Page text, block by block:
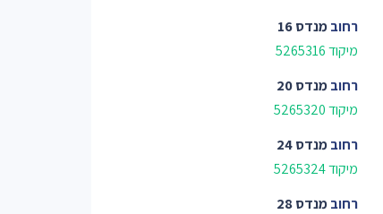
רחובמנדס 16
מיקוד 5265316
רחובמנדס 20
מיקוד 5265320
רחובמנדס 24
מיקוד 5265324
רחובמנדס 28